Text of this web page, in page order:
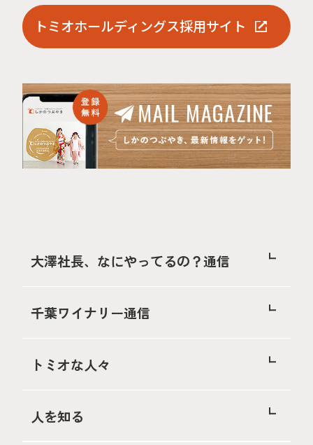
トミオホールディングス採用サイト
大澤社長、なにやってるの？通信
千葉ワイナリー通信
トミオな人々
人を知る